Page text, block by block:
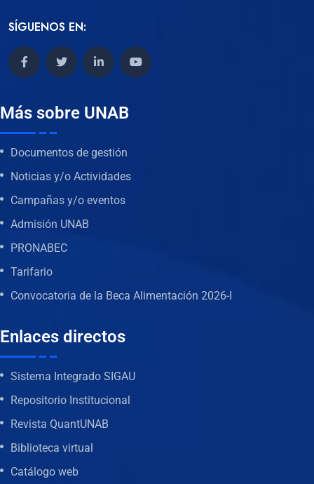
SÍGUENOS EN:
Más sobre UNAB
Documentos de gestión
Noticias y/o Actividades
Campañas y/o eventos
Admisión UNAB
PRONABEC
Tarifario
Convocatoria de la Beca Alimentación 2026-I
Enlaces directos
Sistema Integrado SIGAU
Repositorio Institucional
Revista QuantUNAB
Biblioteca virtual
Catálogo web